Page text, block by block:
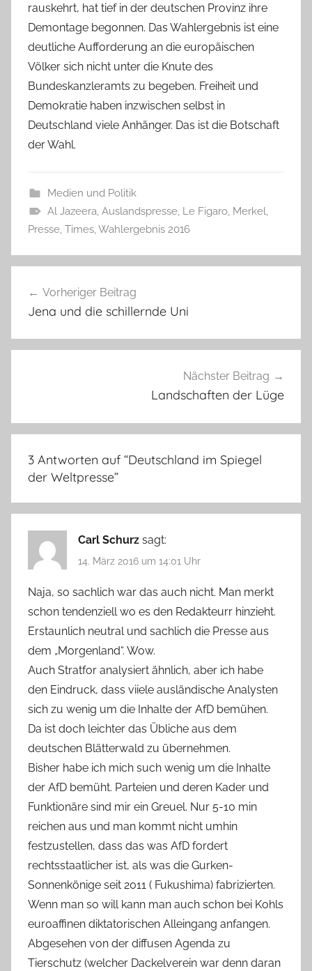
rauskehrt, hat tief in der deutschen Provinz ihre
Demontage begonnen. Das Wahlergebnis ist eine
deutliche Aufforderung an die europäischen
Völker sich nicht unter die Knute des
Bundeskanzleramts zu begeben. Freiheit und
Demokratie haben inzwischen selbst in
Deutschland viele Anhänger. Das ist die Botschaft
der Wahl.
Medien und Politik
Al Jazeera, Auslandspresse, Le Figaro, Merkel,
Presse, Times,Wahlergebnis 2016
Vorheriger Beitrag
Jena und die schillernde Uni
Nächster Beitrag
Landschaften der Lüge
3 Antworten auf “Deutschland im Spiegel
der Weltpresse”
Carl Schurz sagt:
14. März 2016 um 14:01 Uhr
Naja, so sachlich war das auch nicht. Man merkt
schon tendenziell wo es den Redakteurr hinzieht.
Erstaunlich neutral und sachlich die Presse aus
dem „Morgenland“. Wow.
Auch Stratfor analysiert ähnlich, aber ich habe
den Eindruck, dass viiele ausländische Analysten
sich zu wenig um die Inhalte der AfD bemühen.
Da ist doch leichter das Übliche aus dem
deutschen Blätterwald zu übernehmen.
Bisher habe ich mich such wenig um die Inhalte
der AfD bemüht. Parteien und deren Kader und
Funktionäre sind mir ein Greuel. Nur 5-10 min
reichen aus und man kommt nicht umhin
festzustellen, dass das was AfD fordert
rechtsstaatlicher ist, als was die Gurken-
Sonnenkönige seit 2011 ( Fukushima) fabrizierten.
Wenn man so will kann man auch schon bei Kohls
euroaffinen diktatorischen Alleingang anfangen.
Abgesehen von der diffusen Agenda zu
Tierschutz (welcher Dackelverein war denn daran